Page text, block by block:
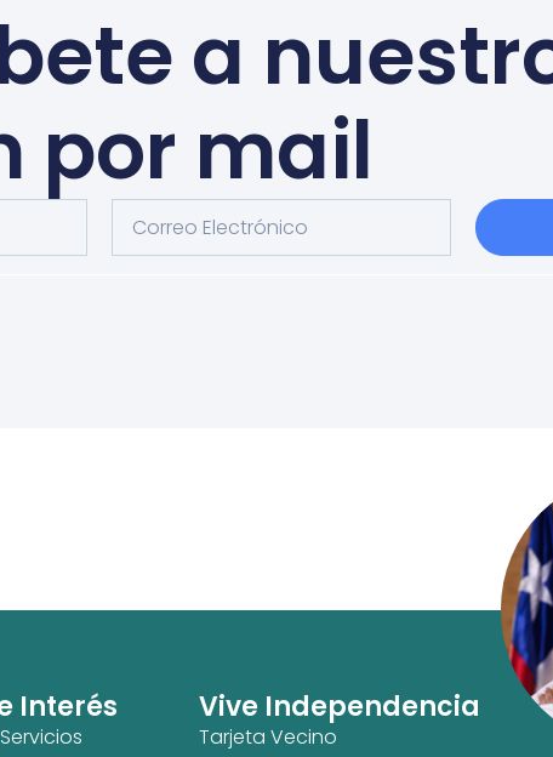
a
por mail
Interés Vive Independencia
Tarjeta Vecino